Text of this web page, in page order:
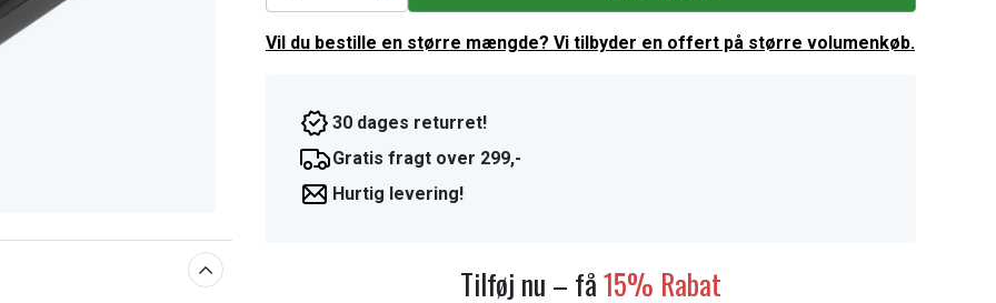
Vil du bestille en større mængde? Vi tilbyder en offert på større volumenkøb.
30 dages returret!
Gratis fragt over 299,-
Hurtig levering!
Tilføj nu – få15% Rabat